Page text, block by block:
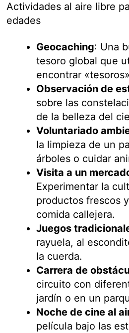
Actividades al aire libre
edades
Geocaching: Una
tesoro global que
encontrar
Observación de
sobre las
de la belleza del
Voluntariado
la limpieza de un
árboles o cuidar
Visita a un
Experimentar la
productos frescos
comida callejera.
Juegos
rayuela, al
la cuerda.
Carrera de
circuito con
jardín o en un
Noche de cine al
película bajo las